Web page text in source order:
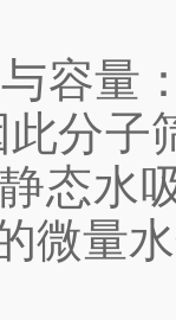
量：
分
态水
微量